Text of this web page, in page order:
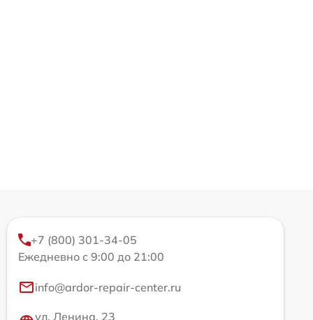
+7 (800) 301-34-05
Ежедневно с 9:00 до 21:00
info@ardor-repair-center.ru
ул. Ленина, 23